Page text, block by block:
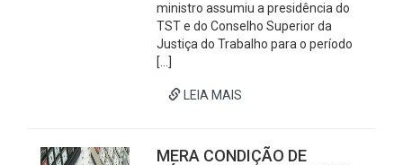
ministro assumiu a presidência do
TST e do Conselho Superior da
Justiça do Trabalho para o período
[…]
LEIA MAIS
MERA CONDIÇÃO DE